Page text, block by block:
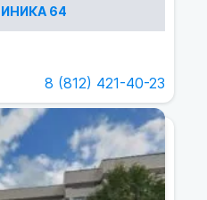
64
8 (812) 421-40-23